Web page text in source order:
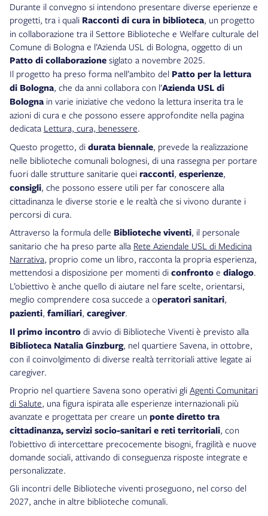
Durante il convegno si intendono presentare diverse eperienze e
progetti, tra i quali Racconti di cura in biblioteca, un progetto
in collaborazione tra il Settore Biblioteche e Welfare culturale del
Comune di Bologna e l’Azienda USL di Bologna, oggetto di un
Patto di collaborazione siglato a novembre 2025.
Il progetto ha preso forma nell’ambito del Patto per la lettura
di Bologna, che da anni collabora con l’Azienda USL di
Bologna in varie iniziative che vedono la lettura inserita tra le
azioni di cura e che possono essere approfondite nella pagina
dedicata Lettura, cura, benessere.
Questo progetto, di durata biennale, prevede la realizzazione
nelle biblioteche comunali bolognesi, di una rassegna per portare
fuori dalle strutture sanitarie quei racconti, esperienze,
consigli, che possono essere utili per far conoscere alla
cittadinanza le diverse storie e le realtà che si vivono durante i
percorsi di cura.
Attraverso la formula delle Biblioteche viventi, il personale
sanitario che ha preso parte alla Rete Aziendale USL di Medicina
Narrativa, proprio come un libro, racconta la propria esperienza,
mettendosi a disposizione per momenti di confronto e dialogo.
L’obiettivo è anche quello di aiutare nel fare scelte, orientarsi,
meglio comprendere cosa succede a operatori sanitari,
pazienti, familiari, caregiver.
Il primo incontro di avvio di Biblioteche Viventi è previsto alla
Biblioteca Natalia Ginzburg, nel quartiere Savena, in ottobre,
con il coinvolgimento di diverse realtà territoriali attive legate ai
caregiver.
Proprio nel quartiere Savena sono operativi gli Agenti Comunitari
di Salute, una figura ispirata alle esperienze internazionali più
avanzate e progettata per creare un ponte diretto tra
cittadinanza, servizi socio-sanitari e reti territoriali, con
l’obiettivo di intercettare precocemente bisogni, fragilità e nuove
domande sociali, attivando di conseguenza risposte integrate e
personalizzate.
Gli incontri delle Biblioteche viventi proseguono, nel corso del
2027, anche in altre biblioteche comunali.